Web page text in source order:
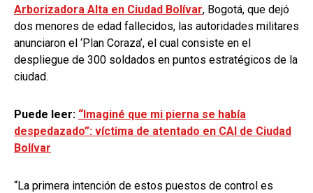
Arborizadora Alta en Ciudad Bolívar, Bogotá, que dejó
dos menores de edad fallecidos, las autoridades militares
anunciaron el ‘Plan Coraza’, el cual consiste en el
despliegue de 300 soldados en puntos estratégicos de la
ciudad.
Puede leer: “Imaginé que mi pierna se había
despedazado”: víctima de atentado en CAI de Ciudad
Bolívar
“La primera intención de estos puestos de control es